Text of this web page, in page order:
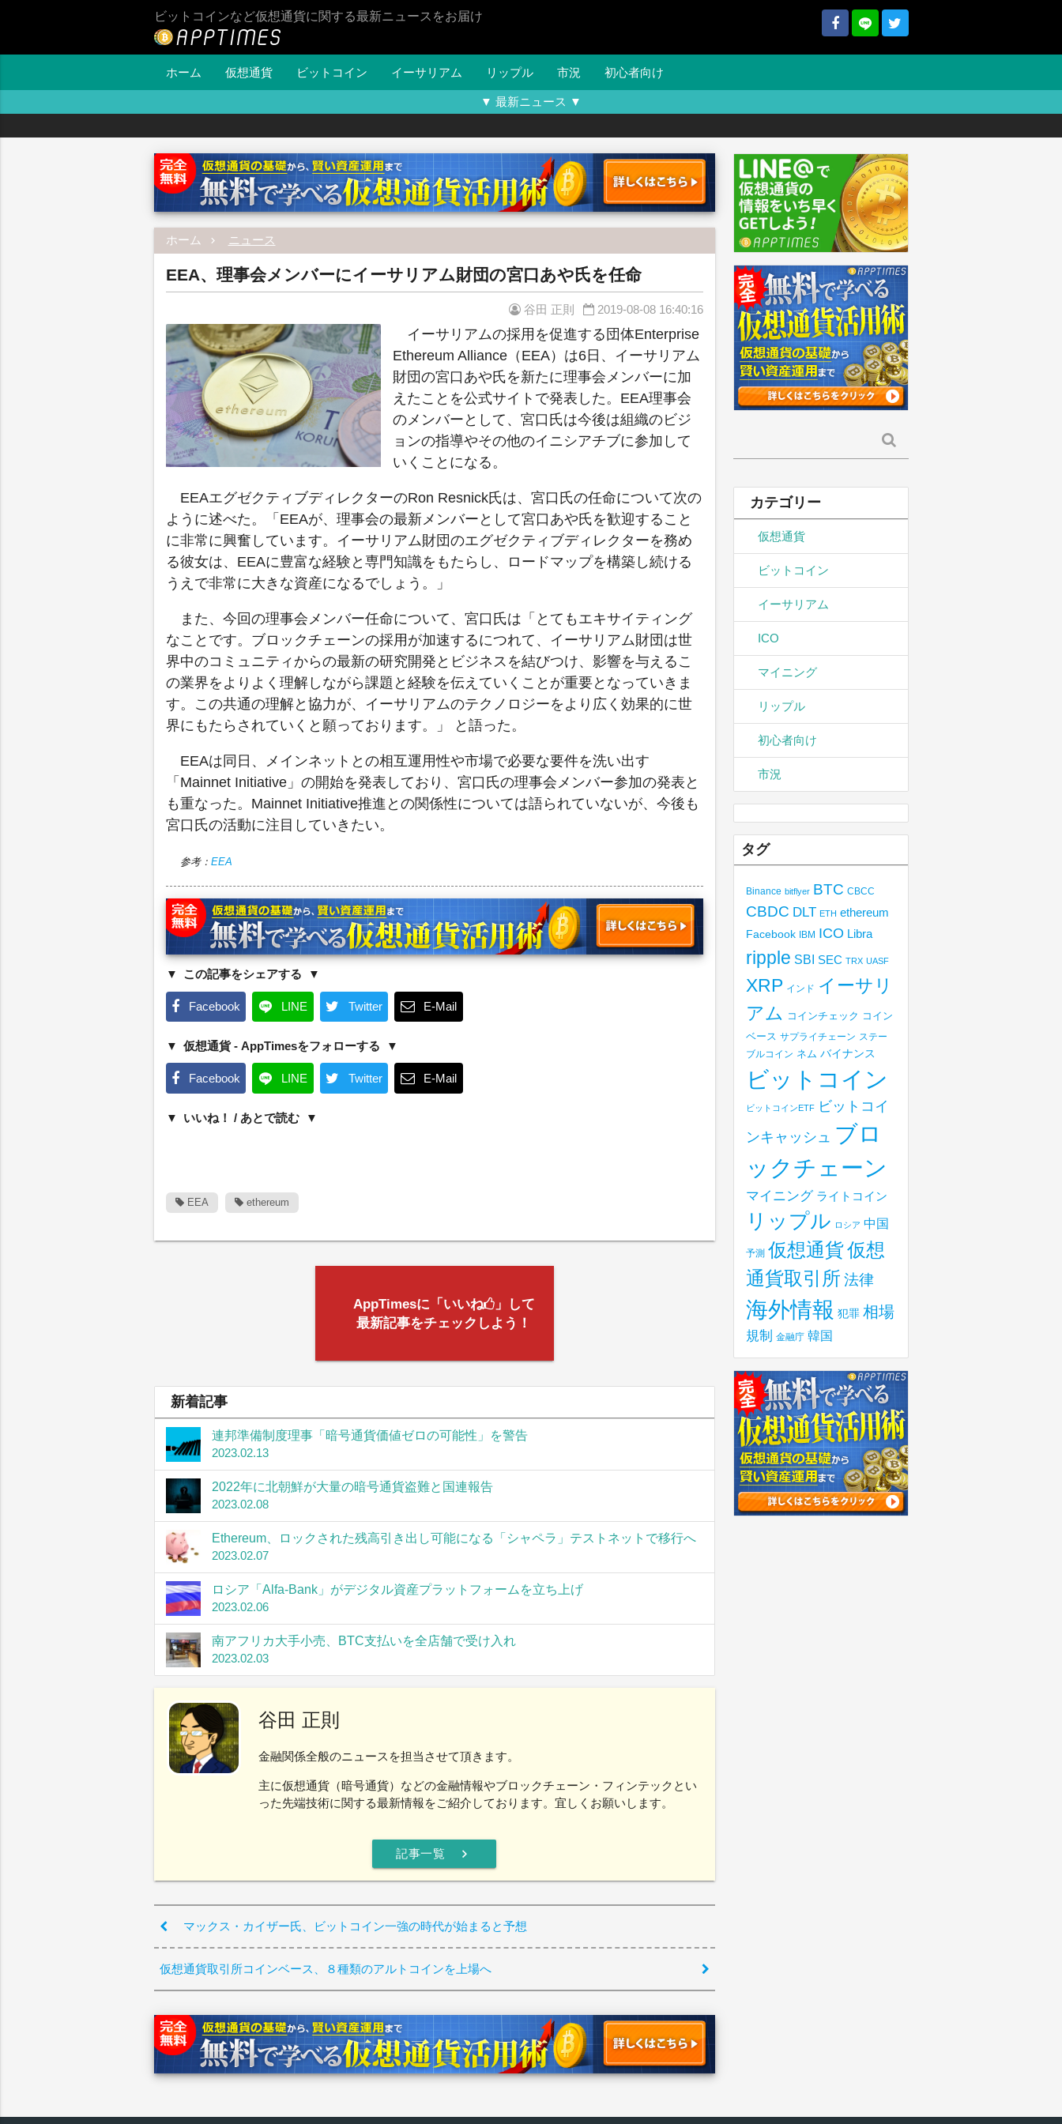
ビットコインなど仮想通貨に関する最新ニュースをお届け
ホーム 仮想通貨 ビットコイン イーサリアム リップル 市況 初心者向け
▼ 最新ニュース ▼
ホーム ニュース
EEA、理事会メンバーにイーサリアム財団の宮口あや氏を任命
谷田 正則 2019-08-08 16:40:16
イーサリアムの採用を促進する団体Enterprise
Ethereum Alliance（EEA）は6日、イーサリアム
財団の宮口あや氏を新たに理事会メンバーに加
えたことを公式サイトで発表した。EEA理事会
のメンバーとして、宮口氏は今後は組織のビジ
ョンの指導やその他のイニシアチブに参加して
いくことになる。
EEAエグゼクティブディレクターのRon Resnick氏は、宮口氏の任命について次の
ように述べた。「EEAが、理事会の最新メンバーとして宮口あや氏を歓迎すること
に非常に興奮しています。イーサリアム財団のエグゼクティブディレクターを務め
る彼女は、EEAに豊富な経験と専門知識をもたらし、ロードマップを構築し続ける
うえで非常に大きな資産になるでしょう。」
また、今回の理事会メンバー任命について、宮口氏は「とてもエキサイティング
なことです。ブロックチェーンの採用が加速するにつれて、イーサリアム財団は世
界中のコミュニティからの最新の研究開発とビジネスを結びつけ、影響を与えるこ
の業界をよりよく理解しながら課題と経験を伝えていくことが重要となっていきま
す。この共通の理解と協力が、イーサリアムのテクノロジーをより広く効果的に世
界にもたらされていくと願っております。」 と語った。
EEAは同日、メインネットとの相互運用性や市場で必要な要件を洗い出す
「Mainnet Initiative」の開始を発表しており、宮口氏の理事会メンバー参加の発表と
も重なった。Mainnet Initiative推進との関係性については語られていないが、今後も
宮口氏の活動に注目していきたい。
参考： EEA
この記事をシェアする
Facebook LINE Twitter E-Mail
仮想通貨 - AppTimesをフォローする
Facebook LINE Twitter E-Mail
いいね！ / あとで読む
EEA ethereum
AppTimesに「いいね
」して
最新記事をチェックしよう！
新着記事
連邦準備制度理事「暗号通貨価値ゼロの可能性」を警告
2023.02.13
2022年に北朝鮮が大量の暗号通貨盗難と国連報告
2023.02.08
Ethereum、ロックされた残高引き出し可能になる「シャペラ」テストネットで移行へ
2023.02.07
ロシア「Alfa-Bank」がデジタル資産プラットフォームを立ち上げ
2023.02.06
南アフリカ大手小売、BTC支払いを全店舗で受け入れ
2023.02.03
谷田 正則
金融関係全般のニュースを担当させて頂きます。
主に仮想通貨（暗号通貨）などの金融情報やブロックチェーン・フィンテックとい
った先端技術に関する最新情報をご紹介しております。宜しくお願いします。
記事一覧 chevron_right
マックス・カイザー氏、ビットコイン一強の時代が始まると予想
仮想通貨取引所コインベース、８種類のアルトコインを上場へ
索:
カテゴリー
仮想通貨
ビットコイン
イーサリアム
ICO
マイニング
リップル
初心者向け
市況
タグ
Binance bitflyer BTC CBCC
CBDC DLT ETH ethereum
Facebook IBM ICO Libra
ripple SBI SEC TRX UASF
XRP インド イーサリ
アム コインチェック コイン
ベース サプライチェーン ステー
ブルコイン ネム バイナンス
ビットコイン
ビットコインETF
ビットコイ
ンキャッシュ ブロ
ックチェーン
マイニング ライトコイン
リップル ロシア 中国
予測 仮想通貨仮想
通貨取引所 法律
海外情報 犯罪 相場
規制 金融庁 韓国